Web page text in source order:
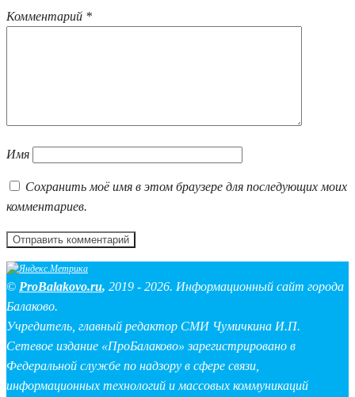
Комментарий *
Имя
Сохранить моё имя в этом браузере для последующих моих
комментариев.
© ProBalakovo.ru, 2019 - 2026. Информационный сайт города
Балаково.
Учредитель, главный редактор СМИ Чумичкина И.П.
Сетевое издание «ПроБалаково» зарегистрировано в
Федеральной службе по надзору в сфере связи,
информационных технологий и массовых коммуникаций